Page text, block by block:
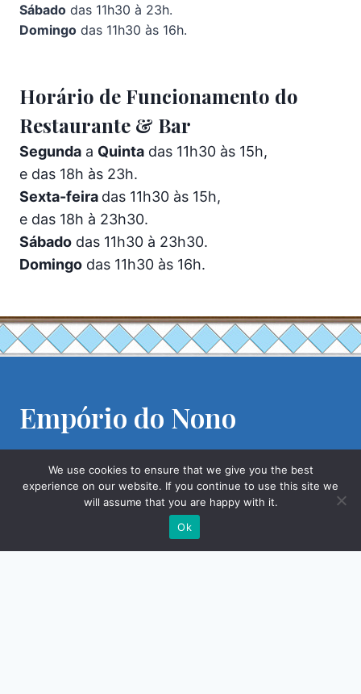
Sábado das 11h30 à 23h.
Domingo das 11h30 às 16h.
Horário de Funcionamento do
Restaurante & Bar
Segunda a Quinta das 11h30 às 15h,
e das 18h às 23h.
Sexta-feira das 11h30 às 15h,
e das 18h à 23h30.
Sábado das 11h30 à 23h30.
Domingo das 11h30 às 16h.
Empório do Nono
jantares, além do chopp tradicional da casa. Temos
também as nossas noites de chorinho e de música
brasileira. Venha almoçar, jantar ou só passar para
We use cookies to ensure that we give you the best
experience on our website. If you continue to use this site we
will assume that you are happy with it.
Ok